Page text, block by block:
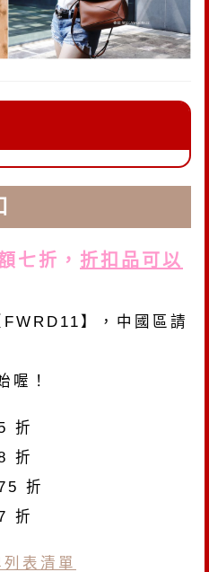
七折， 折扣品可以
】，中國區請
喔！
折
折
折
折
表清單